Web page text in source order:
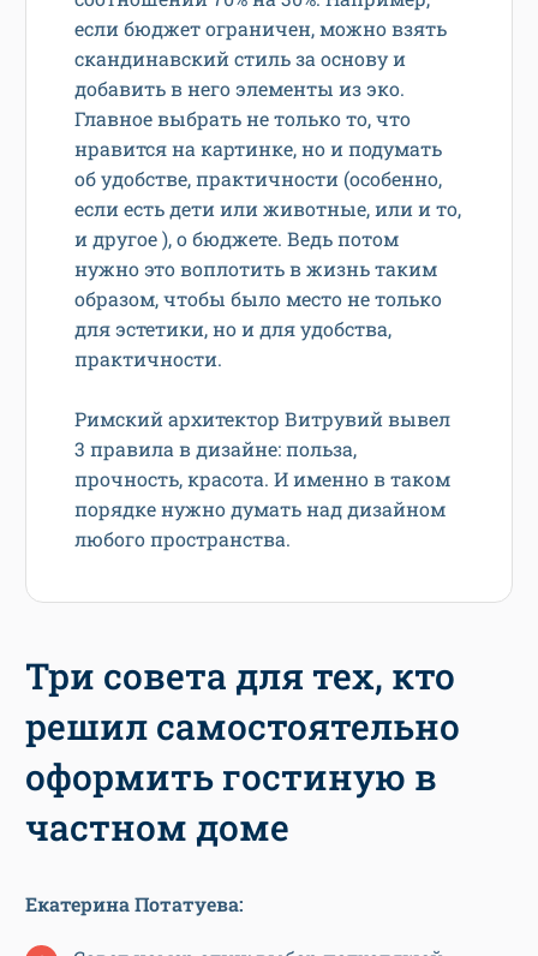
если бюджет ограничен, можно взять
скандинавский стиль за основу и
добавить в него элементы из эко.
Главное выбрать не только то, что
нравится на картинке, но и подумать
об удобстве, практичности (особенно,
если есть дети или животные, или и то,
и другое ), о бюджете. Ведь потом
нужно это воплотить в жизнь таким
образом, чтобы было место не только
для эстетики, но и для удобства,
практичности.
Римский архитектор Витрувий вывел
3 правила в дизайне: польза,
прочность, красота. И именно в таком
порядке нужно думать над дизайном
любого пространства.
Три совета для тех, кто
решил самостоятельно
оформить гостиную в
частном доме
Екатерина Потатуева: